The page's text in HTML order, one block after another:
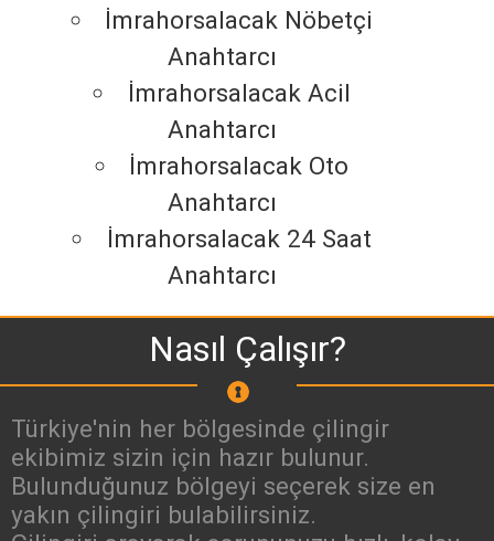
İmrahorsalacak Nöbetçi
Anahtarcı
İmrahorsalacak Acil
Anahtarcı
İmrahorsalacak Oto
Anahtarcı
İmrahorsalacak 24 Saat
Anahtarcı
Nasıl Çalışır?
Türkiye'nin her bölgesinde çilingir
ekibimiz sizin için hazır bulunur.
Bulunduğunuz bölgeyi seçerek size en
yakın çilingiri bulabilirsiniz.